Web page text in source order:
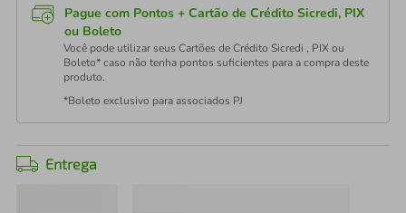
Pague com Pontos + Cartão de Crédito Sicredi, PIX
ou Boleto
Você pode utilizar seus Cartões de Crédito Sicredi , PIX ou
Boleto* caso não tenha pontos suficientes para a compra deste
produto.
*Boleto exclusivo para associados PJ
Entrega